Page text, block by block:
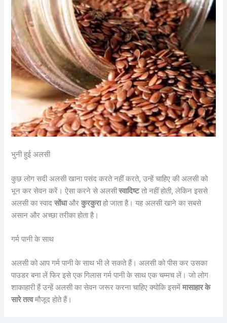
भुनी हुई अलसी
कुछ लोग सदी अलसी खाना पसंद करते नहीं करते, उन्हें चाहिए की अलसी को
भून कर सेवन करें। ऐसा करने से अलसीस्वादिष्टतो नहीं होती, लेकिन इससे
अलसी का स्वादसोंधाऔरकुरकुराहो जाता है। यह अलसी खाने का सबसे
असान और अच्छा तरीका होता है।
गर्म पानी के साथ
अलसी को आप गर्म पानी के साथ भी ले सकते हैं। अलसी को पीस कर उसका
पाउडर बना लें फिर इसे एक गिलास गर्म पानी के साथ एक चम्मच लें। जो लोग
शाकाहारी हैं उन्हें अलसी का सेवन जरूर करना चाहिए क्योकि इसमेंमासाहार के
सारे तत्वमौजूद होते हैं।